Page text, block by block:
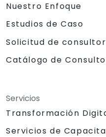
Nuestro Enfoque
Estudios de Caso
Solicitud de
Catálogo de
Servicios
Transformación
Servicios de